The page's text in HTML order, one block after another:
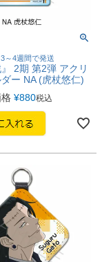
～4週間で発送
』 2期 第2弾 アクリ
ー NA (虎杖悠仁)
¥880税込